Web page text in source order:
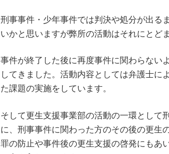
刑事事件・少年事件では判決や処分が出る
いかと思いますが弊所の活動はそれにとど
事件が終了した後に再度事件に関わらない
してきました。活動内容としては弁護士
た課題の実施をしています。
そして更生支援事業部の活動の一環として
に、刑事事件に関わった方のその後の更生
罪の防止や事件後の更生支援の啓発にもあ